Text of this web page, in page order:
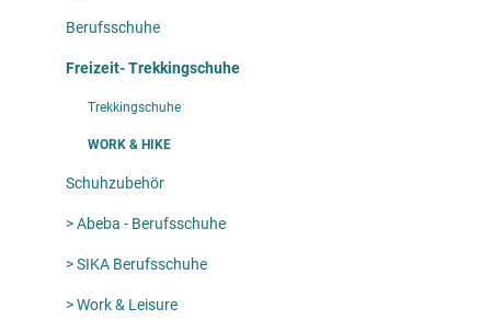
Berufsschuhe
Freizeit- Trekkingschuhe
Trekkingschuhe
WORK & HIKE
Schuhzubehör
> Abeba - Berufsschuhe
> SIKA Berufsschuhe
> Work & Leisure